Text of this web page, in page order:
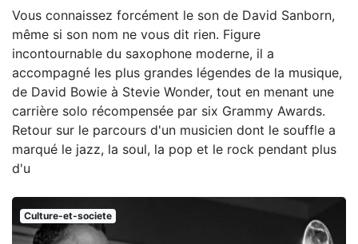
Vous connaissez forcément le son de David Sanborn,
même si son nom ne vous dit rien. Figure
incontournable du saxophone moderne, il a
accompagné les plus grandes légendes de la musique,
de David Bowie à Stevie Wonder, tout en menant une
carrière solo récompensée par six Grammy Awards.
Retour sur le parcours d'un musicien dont le souffle a
marqué le jazz, la soul, la pop et le rock pendant plus
d'u
Culture-et-societe